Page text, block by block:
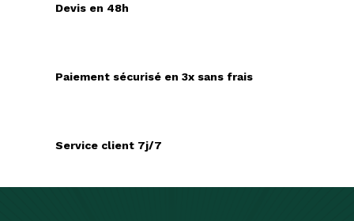
Devis en 48h
Paiement sécurisé en 3x sans frais
Service client 7j/7